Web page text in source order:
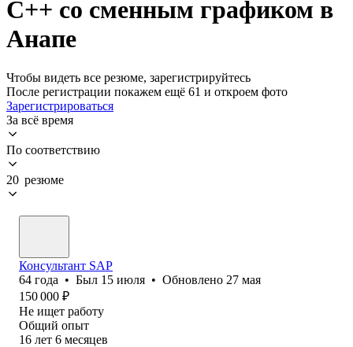
C++ со сменным графиком в
Анапе
Чтобы видеть все резюме, зарегистрируйтесь
После регистрации покажем ещё 61 и откроем фото
Зарегистрироваться
За всё время
По соответствию
20 резюме
Консультант SAP
64 года • Был 15 июля • Обновлено 27 мая
150 000 ₽
Не ищет работу
Общий опыт
16 лет 6 месяцев